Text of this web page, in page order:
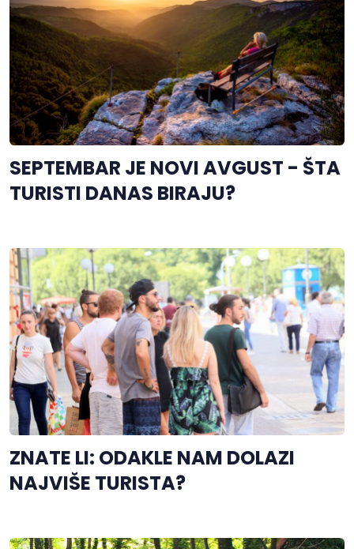
SEPTEMBAR JE NOVI AVGUST - ŠTA
TURISTI DANAS BIRAJU?
ZNATE LI: ODAKLE NAM DOLAZI
NAJVIŠE TURISTA?